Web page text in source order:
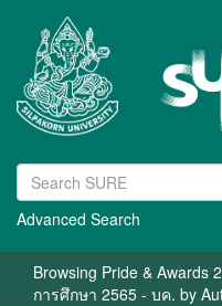
Advanced Search
Browsing Pride & Awards
การศึกษา 2565 - บค. by